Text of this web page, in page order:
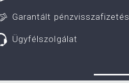
Garantált pénzvisszafizetés
Ügyfélszolgálat